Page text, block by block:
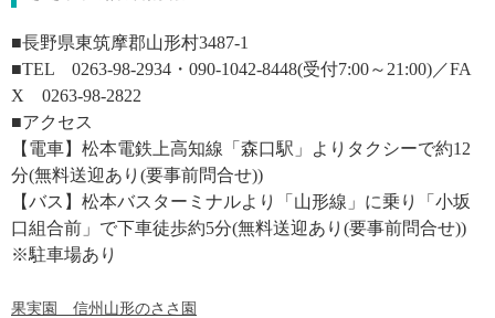
■長野県東筑摩郡山形村3487-1
■TEL 0263-98-2934・090-1042-8448(受付7:00～21:00)／FA
X 0263-98-2822
■アクセス
【電車】松本電鉄上高知線「森口駅」よりタクシーで約12
分(無料送迎あり(要事前問合せ))
【バス】松本バスターミナルより「山形線」に乗り「小坂
口組合前」で下車徒歩約5分(無料送迎あり(要事前問合せ))
※駐車場あり
果実園 信州山形のささ園